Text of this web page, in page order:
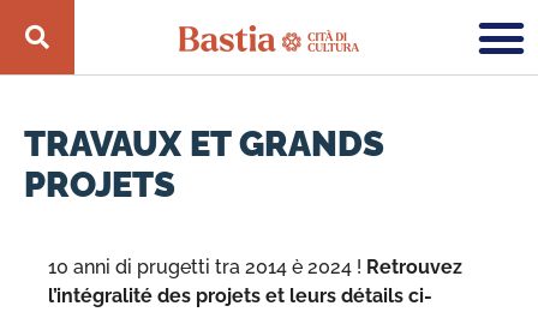
TRAVAUX ET GRANDS
PROJETS
10 anni di prugetti tra 2014 è 2024 ! Retrouvez
l’intégralité des projets et leurs détails ci-